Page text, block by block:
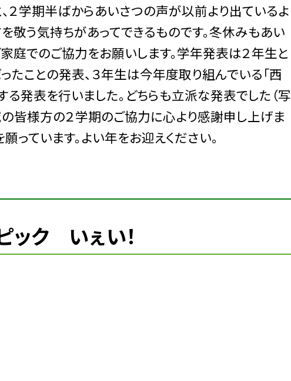
２学期半ばからあいさつの声が以前より出ているよ
敬う気持ちがあってできるものです。冬休みもあい
庭でのご協力をお願いします。学年発表は２年生と
たことの発表、３年生は今年度取り組んでいる「西
発表を行いました。どちらも立派な発表でした（写
の皆様方の２学期のご協力に心より感謝申し上げま
っています。よい年をお迎えください。
ック いぇい！